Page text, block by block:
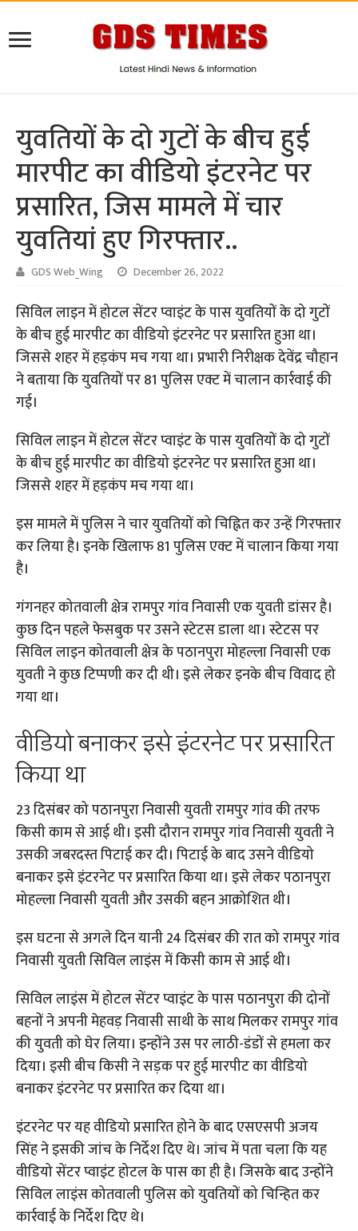
युवतियों के दो गुटों के बीच हुई
मारपीट का वीडियो इंटरनेट पर
प्रसारित, जिस मामले में चार
युवतियां हुए गिरफ्तार..
GDS Web_Wing December 26, 2022
सिविल लाइन में होटल सेंटर प्वाइंट के पास युवतियों के दो गुटों
के बीच हुई मारपीट का वीडियो इंटरनेट पर प्रसारित हुआ था।
जिससे शहर में हड़कंप मच गया था। प्रभारी निरीक्षक देवेंद्र चौहान
ने बताया कि युवतियों पर 81 पुलिस एक्ट में चालान कार्रवाई की
गई।
सिविल लाइन में होटल सेंटर प्वाइंट के पास युवतियों के दो गुटों
के बीच हुई मारपीट का वीडियो इंटरनेट पर प्रसारित हुआ था।
जिससे शहर में हड़कंप मच गया था।
इस मामले में पुलिस ने चार युवतियों को चिह्नित कर उन्हें गिरफ्तार
कर लिया है। इनके खिलाफ 81 पुलिस एक्ट में चालान किया गया
है।
गंगनहर कोतवाली क्षेत्र रामपुर गांव निवासी एक युवती डांसर है।
कुछ दिन पहले फेसबुक पर उसने स्टेटस डाला था। स्टेटस पर
सिविल लाइन कोतवाली क्षेत्र के पठानपुरा मोहल्ला निवासी एक
युवती ने कुछ टिप्पणी कर दी थी। इसे लेकर इनके बीच विवाद हो
गया था।
वीडियो बनाकर इसे इंटरनेट पर प्रसारित
किया था
23 दिसंबर को पठानपुरा निवासी युवती रामपुर गांव की तरफ
किसी काम से आई थी। इसी दौरान रामपुर गांव निवासी युवती ने
उसकी जबरदस्त पिटाई कर दी। पिटाई के बाद उसने वीडियो
बनाकर इसे इंटरनेट पर प्रसारित किया था। इसे लेकर पठानपुरा
मोहल्ला निवासी युवती और उसकी बहन आक्रोशित थी।
इस घटना से अगले दिन यानी 24 दिसंबर की रात को रामपुर गांव
निवासी युवती सिविल लाइंस में किसी काम से आई थी।
सिविल लाइंस में होटल सेंटर प्वाइंट के पास पठानपुरा की दोनों
बहनों ने अपनी मेहवड़ निवासी साथी के साथ मिलकर रामपुर गांव
की युवती को घेर लिया। इन्होंने उस पर लाठी-डंडों से हमला कर
दिया। इसी बीच किसी ने सड़क पर हुई मारपीट का वीडियो
बनाकर इंटरनेट पर प्रसारित कर दिया था।
इंटरनेट पर यह वीडियो प्रसारित होने के बाद एसएसपी अजय
सिंह ने इसकी जांच के निर्देश दिए थे। जांच में पता चला कि यह
वीडियो सेंटर प्वाइंट होटल के पास का ही है। जिसके बाद उन्होंने
सिविल लाइंस कोतवाली पुलिस को युवतियों को चिन्हित कर
कार्रवाई के निर्देश दिए थे।